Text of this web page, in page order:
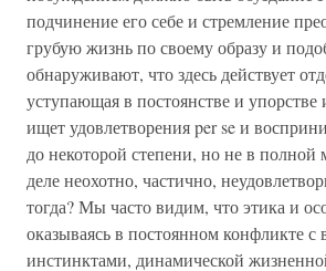
подчинение его себе и стремление
грубую жизнь по своему образу и
обнаруживают, что здесь действует
уступающая в постоянстве и
ищет удовлетворения per se и
до некоторой степени, но не в полной
деле неохотно, частично,
тогда? Мы часто видим, что этика и
оказываясь в постоянном конфликте с
инстинктами, динамической